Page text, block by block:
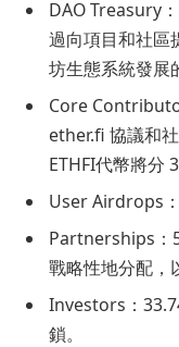
DAO Treasury
過向項目和社區
坊生態系統發展
Core
ether.fi 協議和
ETHFI代幣將分 3
User Airdrops：
Partnerships：
戰略性地分配，
Investors：
鎖。